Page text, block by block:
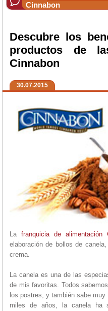
Cinnabon
Descubre los
productos de
Cinnabon
30.07.2015
La franquicia de alimentación
elaboración de bollos de
crema.
La canela es una de las
de mis favoritas. Todos
los postres, y también sabe
miles de años, la canela ha